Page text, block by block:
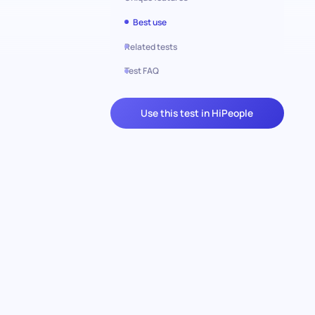
Best use
Related tests
Test FAQ
Use this test in HiPeople